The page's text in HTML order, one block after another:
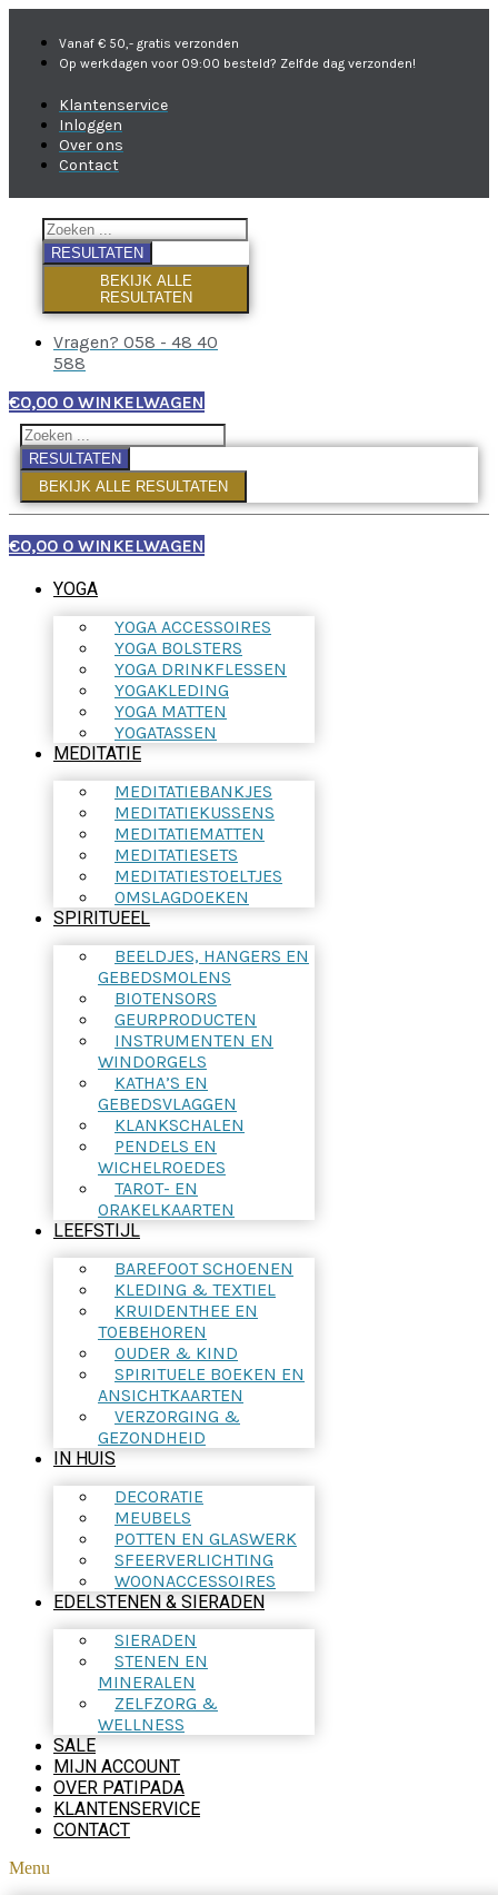
Vanaf € 50,- gratis verzonden
Op werkdagen voor 09:00 besteld? Zelfde dag verzonden!
Klantenservice
Inloggen
Over ons
Contact
RESULTATEN
BEKIJK ALLE
RESULTATEN
Vragen? 058 - 48 40
588
€0,00 0 WINKELWAGEN
RESULTATEN
BEKIJK ALLE RESULTATEN
€0,00 0 WINKELWAGEN
YOGA
YOGA ACCESSOIRES
YOGA BOLSTERS
YOGA DRINKFLESSEN
YOGAKLEDING
YOGA MATTEN
YOGATASSEN
MEDITATIE
MEDITATIEBANKJES
MEDITATIEKUSSENS
MEDITATIEMATTEN
MEDITATIESETS
MEDITATIESTOELTJES
OMSLAGDOEKEN
SPIRITUEEL
BEELDJES, HANGERS EN
GEBEDSMOLENS
BIOTENSORS
GEURPRODUCTEN
INSTRUMENTEN EN
WINDORGELS
KATHA’S EN
GEBEDSVLAGGEN
KLANKSCHALEN
PENDELS EN
WICHELROEDES
TAROT- EN
ORAKELKAARTEN
LEEFSTIJL
BAREFOOT SCHOENEN
KLEDING & TEXTIEL
KRUIDENTHEE EN
TOEBEHOREN
OUDER & KIND
SPIRITUELE BOEKEN EN
ANSICHTKAARTEN
VERZORGING &
GEZONDHEID
IN HUIS
DECORATIE
MEUBELS
POTTEN EN GLASWERK
SFEERVERLICHTING
WOONACCESSOIRES
EDELSTENEN & SIERADEN
SIERADEN
STENEN EN
MINERALEN
ZELFZORG &
WELLNESS
SALE
MIJN ACCOUNT
OVER PATIPADA
KLANTENSERVICE
CONTACT
Menu